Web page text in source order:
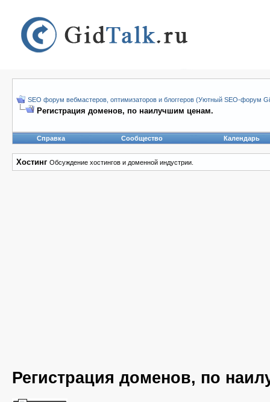
SEO форум вебмастеров, оптимизаторов и блоггеров (Уютный SEO-форум
Регистрация доменов, по наилучшим ценам.
Справка Сообщество Календарь
Хостинг Обсуждение хостингов и доменной индустрии.
Регистрация доменов, по